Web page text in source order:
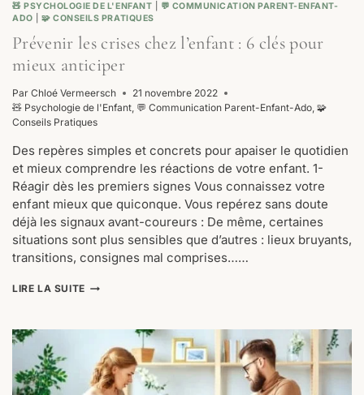
🧸 PSYCHOLOGIE DE L'ENFANT
💬 COMMUNICATION PARENT-ENFANT-
ADO |🧩 CONSEILS PRATIQUES
Prévenir les crises chez l’enfant : 6 clés pour
mieux anticiper
Par Chloé Vermeersch
21 novembre 2022
🧸 Psychologie de l'Enfant, 💬 Communication Parent-Enfant-Ado, 🧩
Conseils Pratiques
Des repères simples et concrets pour apaiser le quotidien
et mieux comprendre les réactions de votre enfant. 1-
Réagir dès les premiers signes Vous connaissez votre
enfant mieux que quiconque. Vous repérez sans doute
déjà les signaux avant-coureurs : De même, certaines
situations sont plus sensibles que d’autres : lieux bruyants,
transitions, consignes mal comprises……
LIRE LA SUITEPRÉVENIR
CHEZ
L’ENFANT
CLÉS